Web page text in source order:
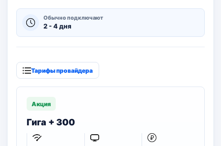
Обычно подключают
2 - 4 дня
Тарифы провайдера
Акция
Гига + 300